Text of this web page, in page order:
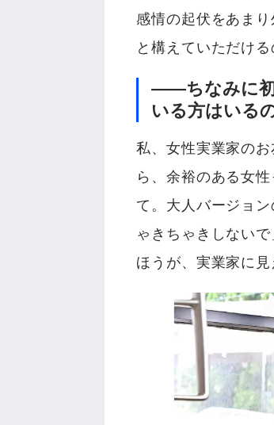
感情の起伏をあま
と構えていただけ
――ちなみに初
いる方はいる
私、女性実業家の
ら、余裕のある女
て。大人バージョ
ゃきちゃきしない
ほうが、実業家に見